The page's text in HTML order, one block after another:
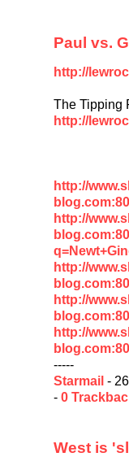
Paul vs.
http://
The Tipping
http://
http://
http://
http://
http://
http://
-----
Starmail -
- 0
West is